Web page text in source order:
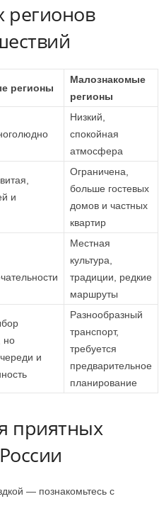
регионов
регионы
Малознакомые
регионы
Низкий,
спокойная
атмосфера
и
Ограничена,
больше гостевых
домов и частных
квартир
Местная
культура,
традиции, редкие
маршруты
но
и
Разнообразный
транспорт,
требуется
предварительное
планирование
приятных
— познакомьтесь с